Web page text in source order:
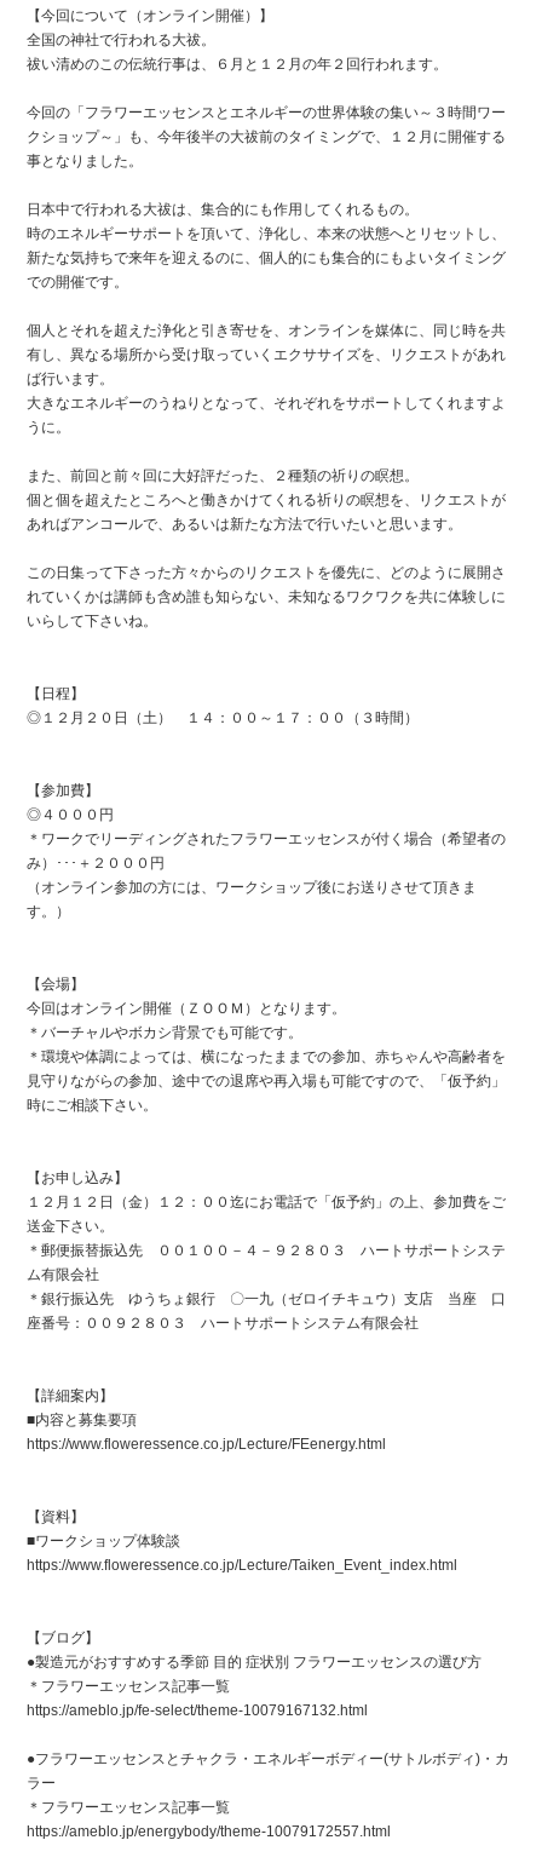
【今回について（オンライン開催）】
全国の神社で行われる大祓。
祓い清めのこの伝統行事は、６月と１２月の年２回行われます。
今回の「フラワーエッセンスとエネルギーの世界体験の集い～３時間ワー
クショップ～」も、今年後半の大祓前のタイミングで、１２月に開催する
事となりました。
日本中で行われる大祓は、集合的にも作用してくれるもの。
時のエネルギーサポートを頂いて、浄化し、本来の状態へとリセットし、
新たな気持ちで来年を迎えるのに、個人的にも集合的にもよいタイミング
での開催です。
個人とそれを超えた浄化と引き寄せを、オンラインを媒体に、同じ時を共
有し、異なる場所から受け取っていくエクササイズを、リクエストがあれ
ば行います。
大きなエネルギーのうねりとなって、それぞれをサポートしてくれますよ
うに。
また、前回と前々回に大好評だった、２種類の祈りの瞑想。
個と個を超えたところへと働きかけてくれる祈りの瞑想を、リクエストが
あればアンコールで、あるいは新たな方法で行いたいと思います。
この日集って下さった方々からのリクエストを優先に、どのように展開さ
れていくかは講師も含め誰も知らない、未知なるワクワクを共に体験しに
いらして下さいね。
【日程】
◎１２月２０日（土） １４：００～１７：００（３時間）
【参加費】
◎４０００円
＊ワークでリーディングされたフラワーエッセンスが付く場合（希望者の
み）･･･＋２０００円
（オンライン参加の方には、ワークショップ後にお送りさせて頂きま
す。）
【会場】
今回はオンライン開催（ＺＯＯＭ）となります。
＊バーチャルやボカシ背景でも可能です。
＊環境や体調によっては、横になったままでの参加、赤ちゃんや高齢者を
見守りながらの参加、途中での退席や再入場も可能ですので、「仮予約」
時にご相談下さい。
【お申し込み】
１２月１２日（金）１２：００迄にお電話で「仮予約」の上、参加費をご
送金下さい。
＊郵便振替振込先 ００１００－４－９２８０３ ハートサポートシステ
ム有限会社
＊銀行振込先 ゆうちょ銀行 〇一九（ゼロイチキュウ）支店 当座 口
座番号：００９２８０３ ハートサポートシステム有限会社
【詳細案内】
■内容と募集要項
https://www.floweressence.co.jp/Lecture/FEenergy.html
【資料】
■ワークショップ体験談
https://www.floweressence.co.jp/Lecture/Taiken_Event_index.html
【ブログ】
●製造元がおすすめする季節 目的 症状別 フラワーエッセンスの選び方
＊フラワーエッセンス記事一覧
https://ameblo.jp/fe-select/theme-10079167132.html
●フラワーエッセンスとチャクラ・エネルギーボディー(サトルボディ)・カ
ラー
＊フラワーエッセンス記事一覧
https://ameblo.jp/energybody/theme-10079172557.html